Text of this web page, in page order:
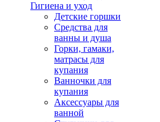
Гигиена и уход
Детские горшки
Средства для
ванны и душа
Горки, гамаки,
матрасы для
купания
Ванночки для
купания
Аксессуары для
ванной